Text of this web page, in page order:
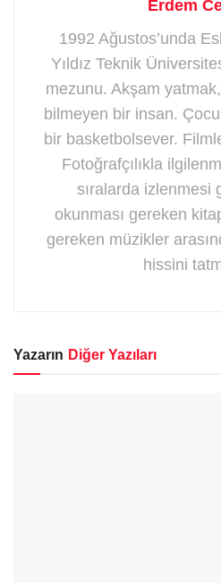
Erdem
1992 Ağustos’unda
Yıldız Teknik
mezunu. Akşam
bilmeyen bir insan.
bir basketbolsever.
Fotoğrafçılıkla
sıralarda izlenmesi
okunması gereken
gereken müzikler
hissini
Yazarın Diğer Yazıları